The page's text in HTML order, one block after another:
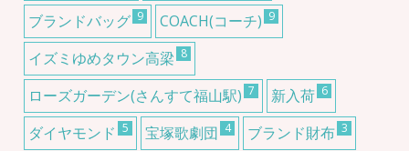
ブランドバッグ 9 COACH(コーチ) 9
イズミゆめタウン高梁 8
ローズガーデン(さんすて福山駅) 7 新入荷 6
ダイヤモンド 5 宝塚歌劇団 4 ブランド財布 3